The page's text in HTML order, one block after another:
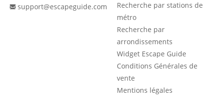
support@escapeguide.com
Recherche par stations de
métro
Recherche par
arrondissements
Widget Escape Guide
Conditions Générales de
vente
Mentions légales